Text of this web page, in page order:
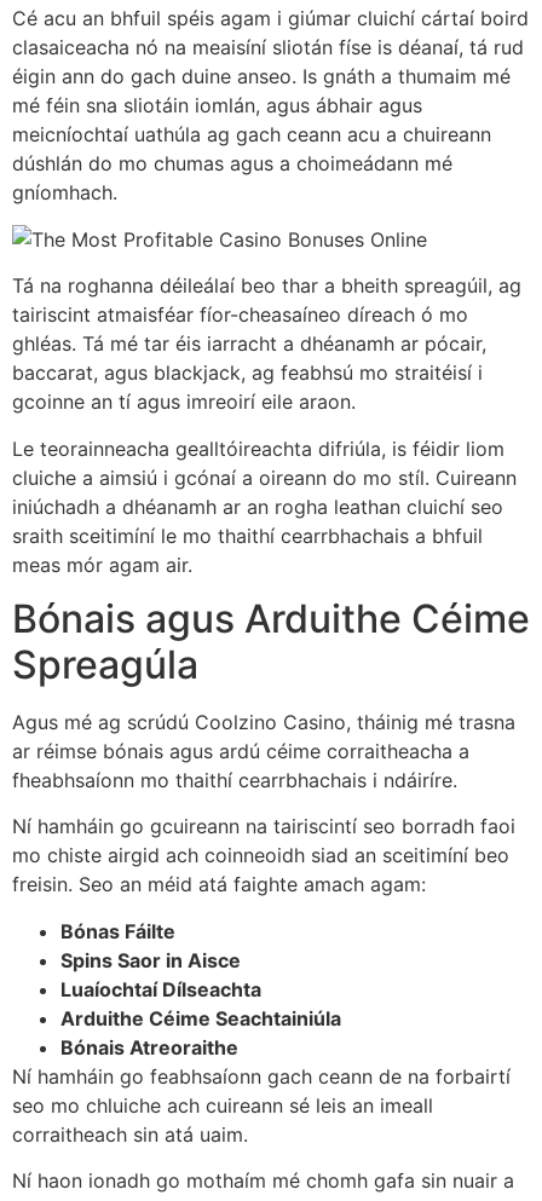
Cé acu an bhfuil spéis agam i giúmar cluichí cártaí boird
clasaiceacha nó na meaisíní sliotán físe is déanaí, tá rud
éigin ann do gach duine anseo. Is gnáth a thumaim mé
mé féin sna sliotáin iomlán, agus ábhair agus
meicníochtaí uathúla ag gach ceann acu a chuireann
dúshlán do mo chumas agus a choimeádann mé
gníomhach.
Tá na roghanna déileálaí beo thar a bheith spreagúil, ag
tairiscint atmaisféar fíor-cheasaíneo díreach ó mo
ghléas. Tá mé tar éis iarracht a dhéanamh ar pócair,
baccarat, agus blackjack, ag feabhsú mo straitéisí i
gcoinne an tí agus imreoirí eile araon.
Le teorainneacha gealltóireachta difriúla, is féidir liom
cluiche a aimsiú i gcónaí a oireann do mo stíl. Cuireann
iniúchadh a dhéanamh ar an rogha leathan cluichí seo
sraith sceitimíní le mo thaithí cearrbhachais a bhfuil
meas mór agam air.
Bónais agus Arduithe Céime
Spreagúla
Agus mé ag scrúdú Coolzino Casino, tháinig mé trasna
ar réimse bónais agus ardú céime corraitheacha a
fheabhsaíonn mo thaithí cearrbhachais i ndáiríre.
Ní hamháin go gcuireann na tairiscintí seo borradh faoi
mo chiste airgid ach coinneoidh siad an sceitimíní beo
freisin. Seo an méid atá faighte amach agam:
Bónas Fáilte
Spins Saor in Aisce
Luaíochtaí Dílseachta
Arduithe Céime Seachtainiúla
Bónais Atreoraithe
Ní hamháin go feabhsaíonn gach ceann de na forbairtí
seo mo chluiche ach cuireann sé leis an imeall
corraitheach sin atá uaim.
Ní haon ionadh go mothaím mé chomh gafa sin nuair a